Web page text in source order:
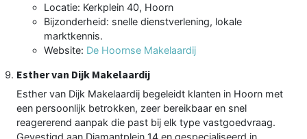
Locatie: Kerkplein 40, Hoorn
Bijzonderheid: snelle dienstverlening, lokale
marktkennis.
Website: De Hoornse Makelaardij
Esther van Dijk Makelaardij
Esther van Dijk Makelaardij begeleidt klanten in Hoorn met
een persoonlijk betrokken, zeer bereikbaar en snel
reagererend aanpak die past bij elk type vastgoedvraag.
Gevestigd aan Diamantplein 14 en gespecialiseerd in